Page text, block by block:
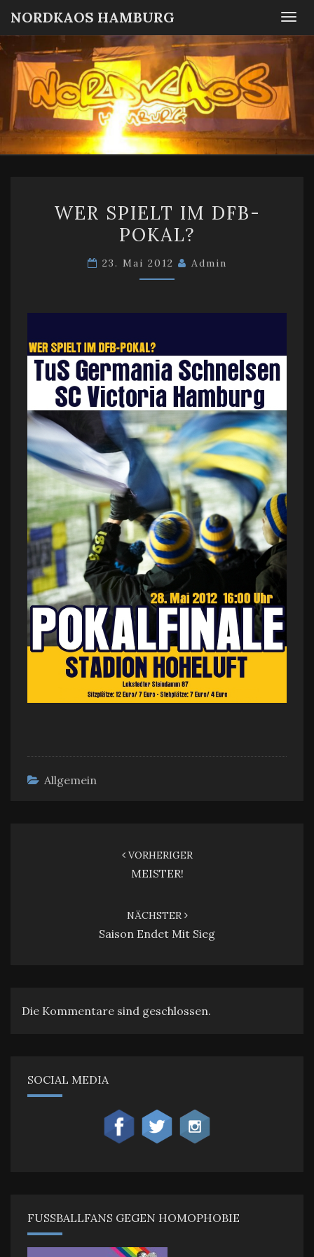
NORDKAOS HAMBURG
Fanszene
SC
Victoria
Hamburg
SPIELT
IM
WER SPIELT IM DFB-
POKAL?
23. Mai 2012 Admin
Allgemein
VORHERIGER
MEISTER!
NÄCHSTER
Saison Endet Mit Sieg
Die Kommentare sind geschlossen.
SOCIAL MEDIA
FUSSBALLFANS GEGEN HOMOPHOBIE